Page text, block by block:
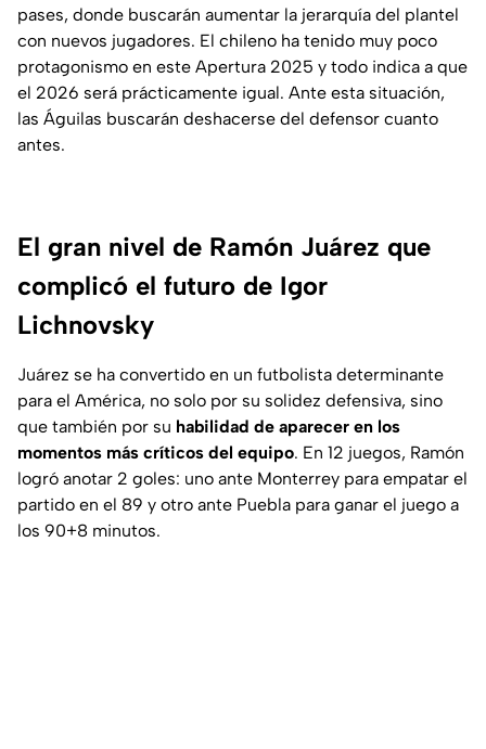
pases, donde buscarán aumentar la jerarquía del plantel
con nuevos jugadores. El chileno ha tenido muy poco
protagonismo en este Apertura 2025 y todo indica a que
el 2026 será prácticamente igual. Ante esta situación,
las Águilas buscarán deshacerse del defensor cuanto
antes.
El gran nivel de Ramón Juárez que
complicó el futuro de Igor
Lichnovsky
Juárez se ha convertido en un futbolista determinante
para el América, no solo por su solidez defensiva, sino
que también por su habilidad de aparecer en los
momentos más críticos del equipo. En 12 juegos, Ramón
logró anotar 2 goles: uno ante Monterrey para empatar el
partido en el 89 y otro ante Puebla para ganar el juego a
los 90+8 minutos.